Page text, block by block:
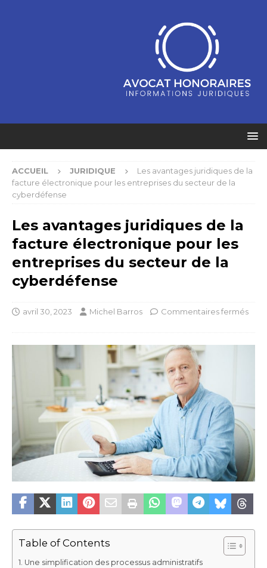
ACCUEIL JURIDIQUE
Les avantages juridiques de la
facture électronique pour les entreprises du secteur de la
cyberdéfense
Les avantages juridiques de la
facture électronique pour les
entreprises du secteur de la
cyberdéfense
avril 30, 2023 Michel Barros Commentaires fermés
Table of Contents
Une simplification des processus administratifs